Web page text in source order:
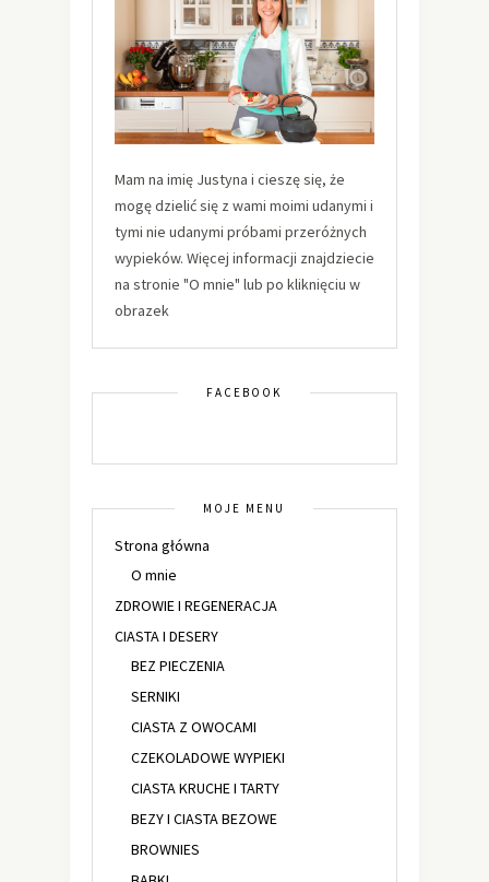
Mam na imię Justyna i cieszę się, że
mogę dzielić się z wami moimi udanymi i
tymi nie udanymi próbami przeróżnych
wypieków. Więcej informacji znajdziecie
na stronie "O mnie" lub po kliknięciu w
obrazek
FACEBOOK
MOJE MENU
Strona główna
O mnie
ZDROWIE I REGENERACJA
CIASTA I DESERY
BEZ PIECZENIA
SERNIKI
CIASTA Z OWOCAMI
CZEKOLADOWE WYPIEKI
CIASTA KRUCHE I TARTY
BEZY I CIASTA BEZOWE
BROWNIES